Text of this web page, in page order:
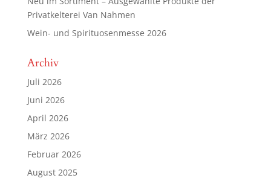
Privatkelterei Van Nahmen
Wein- und Spirituosenmesse 2026
Archiv
Juli 2026
Juni 2026
April 2026
März 2026
Februar 2026
August 2025